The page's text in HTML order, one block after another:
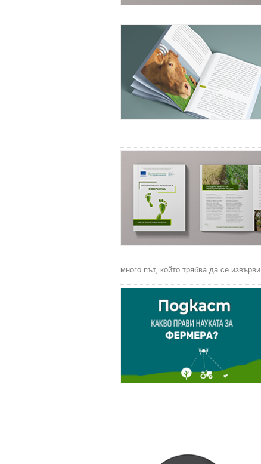
много път, който трябва да се извърви.